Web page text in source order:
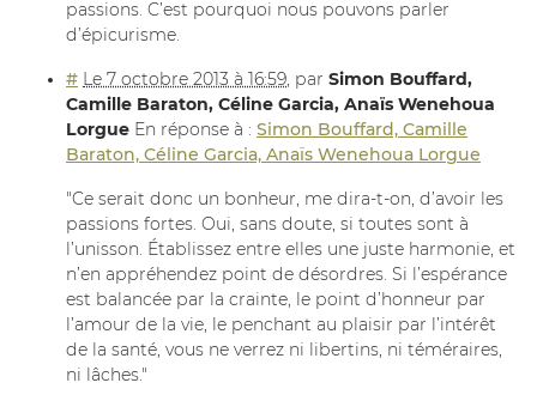
passions. C’est pourquoi nous pouvons parler
d’épicurisme.
# Le 7 octobre 2013 à 16:59, par Simon Bouffard,
Camille Baraton, Céline Garcia, Anaïs Wenehoua
Lorgue En réponse à : Simon Bouffard, Camille
Baraton, Céline Garcia, Anaïs Wenehoua Lorgue
"Ce serait donc un bonheur, me dira-t-on, d’avoir les
passions fortes. Oui, sans doute, si toutes sont à
l’unisson. Établissez entre elles une juste harmonie, et
n’en appréhendez point de désordres. Si l’espérance
est balancée par la crainte, le point d’honneur par
l’amour de la vie, le penchant au plaisir par l’intérêt
de la santé, vous ne verrez ni libertins, ni téméraires,
ni lâches."